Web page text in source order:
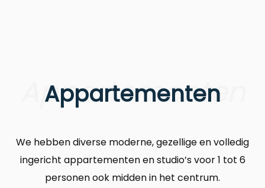
Appartementen
Appartementen
We hebben diverse moderne, gezellige en volledig
ingericht appartementen en studio’s voor 1 tot 6
personen ook midden in het centrum.